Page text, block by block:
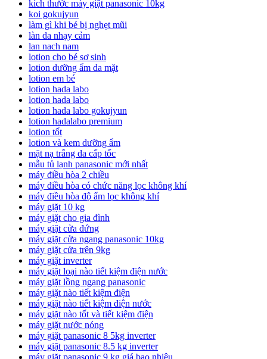
kích thước máy giặt panasonic 10kg
koi gokujyun
làm gì khi bé bị nghẹt mũi
làn da nhạy cảm
lan nach nam
lotion cho bé sơ sinh
lotion dưỡng ẩm da mặt
lotion em bé
lotion hada labo
lotion hada labo
lotion hada labo gokujyun
lotion hadalabo premium
lotion tốt
lotion và kem dưỡng ẩm
mặt nạ trắng da cấp tốc
mẫu tủ lạnh panasonic mới nhất
máy điều hòa 2 chiều
máy điều hòa có chức năng lọc không khí
máy điều hòa độ ẩm lọc không khí
máy giặt 10 kg
máy giặt cho gia đình
máy giặt cửa đứng
máy giặt cửa ngang panasonic 10kg
máy giặt cửa trên 9kg
máy giặt inverter
máy giặt loại nào tiết kiệm điện nước
máy giặt lồng ngang panasonic
máy giặt nào tiết kiệm điện
máy giặt nào tiết kiệm điện nước
máy giặt nào tốt và tiết kiệm điện
máy giặt nước nóng
máy giặt panasonic 8 5kg inverter
máy giặt panasonic 8.5 kg inverter